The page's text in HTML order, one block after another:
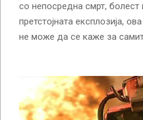
со непосредна смрт, болест
претстојната експлозија,
не може да се каже за